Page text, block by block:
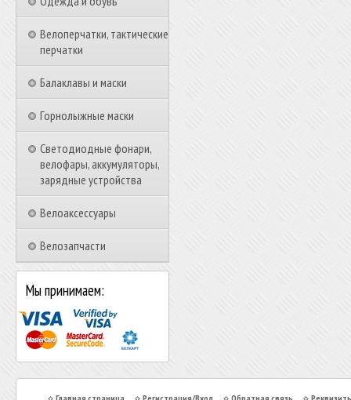
Велоперчатки, тактические
перчатки
Балаклавы и маски
Горнолыжные маски
Светодиодные фонари,
велофары, аккумуляторы,
зарядные устройства
Велоаксессуары
Велозапчасти
Мы принимаем: